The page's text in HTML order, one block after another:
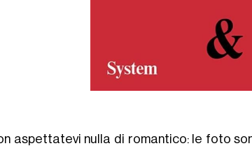
aspettatevi nulla di romantico: le foto